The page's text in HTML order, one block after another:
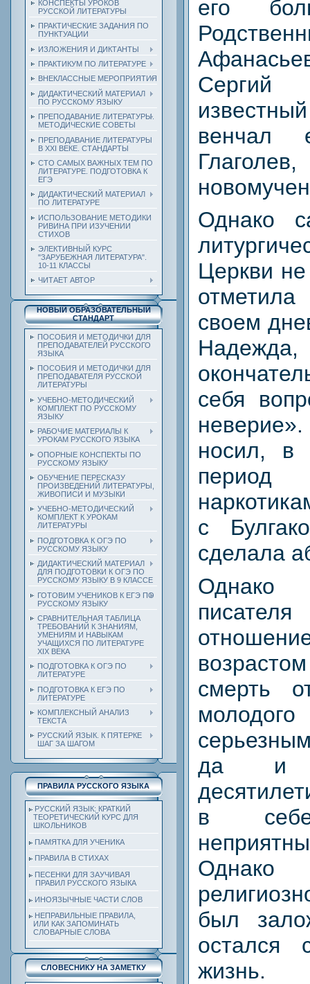
КОНСПЕКТЫ УРОКОВ
РУССКОЙ ЛИТЕРАТУРЫ
ПРАКТИЧЕСКИЕ ЗАДАНИЯ ПО
ПУНКТУАЦИИ
ИЗЛОЖЕНИЯ И ДИКТАНТЫ
ПРАКТИКУМ ПО ЛИТЕРАТУРЕ
ВНЕКЛАССНЫЕ МЕРОПРИЯТИЯ
ДИДАКТИЧЕСКИЙ МАТЕРИАЛ
ПО РУССКОМУ ЯЗЫКУ
ПРЕПОДАВАНИЕ ЛИТЕРАТУРЫ.
МЕТОДИЧЕСКИЕ СОВЕТЫ
ПРЕПОДАВАНИЕ ЛИТЕРАТУРЫ
В XXI ВЕКЕ. СТАНДАРТЫ
СТО САМЫХ ВАЖНЫХ ТЕМ ПО
ЛИТЕРАТУРЕ. ПОДГОТОВКА К
ЕГЭ
ДИДАКТИЧЕСКИЙ МАТЕРИАЛ
ПО ЛИТЕРАТУРЕ
ИСПОЛЬЗОВАНИЕ МЕТОДИКИ
РИВИНА ПРИ ИЗУЧЕНИИ
СТИХОВ
ЭЛЕКТИВНЫЙ КУРС
"ЗАРУБЕЖНАЯ ЛИТЕРАТУРА".
10-11 КЛАССЫ
ЧИТАЕТ АВТОР
НОВЫЙ ОБРАЗОВАТЕЛЬНЫЙ
СТАНДАРТ
ПОСОБИЯ И МЕТОДИЧКИ ДЛЯ
ПРЕПОДАВАТЕЛЕЙ РУССКОГО
ЯЗЫКА
ПОСОБИЯ И МЕТОДИЧКИ ДЛЯ
ПРЕПОДАВАТЕЛЯ РУССКОЙ
ЛИТЕРАТУРЫ
УЧЕБНО-МЕТОДИЧЕСКИЙ
КОМПЛЕКТ ПО РУССКОМУ
ЯЗЫКУ
РАБОЧИЕ МАТЕРИАЛЫ К
УРОКАМ РУССКОГО ЯЗЫКА
ОПОРНЫЕ КОНСПЕКТЫ ПО
РУССКОМУ ЯЗЫКУ
ОБУЧЕНИЕ ПЕРЕСКАЗУ
ПРОИЗВЕДЕНИЙ ЛИТЕРАТУРЫ,
ЖИВОПИСИ И МУЗЫКИ
УЧЕБНО-МЕТОДИЧЕСКИЙ
КОМПЛЕКТ К УРОКАМ
ЛИТЕРАТУРЫ
ПОДГОТОВКА К ОГЭ ПО
РУССКОМУ ЯЗЫКУ
ДИДАКТИЧЕСКИЙ МАТЕРИАЛ
ДЛЯ ПОДГОТОВКИ К ОГЭ ПО
РУССКОМУ ЯЗЫКУ В 9 КЛАССЕ
ГОТОВИМ УЧЕНИКОВ К ЕГЭ ПО
РУССКОМУ ЯЗЫКУ
СРАВНИТЕЛЬНАЯ ТАБЛИЦА
ТРЕБОВАНИЙ К ЗНАНИЯМ,
УМЕНИЯМ И НАВЫКАМ
УЧАЩИХСЯ ПО ЛИТЕРАТУРЕ
ХIХ ВЕКА
ПОДГОТОВКА К ОГЭ ПО
ЛИТЕРАТУРЕ
ПОДГОТОВКА К ЕГЭ ПО
ЛИТЕРАТУРЕ
КОМПЛЕКСНЫЙ АНАЛИЗ
ТЕКСТА
РУССКИЙ ЯЗЫК. К ПЯТЕРКЕ
ШАГ ЗА ШАГОМ
ПРАВИЛА РУССКОГО ЯЗЫКА
РУССКИЙ ЯЗЫК: КРАТКИЙ
ТЕОРЕТИЧЕСКИЙ КУРС ДЛЯ
ШКОЛЬНИКОВ
ПАМЯТКА ДЛЯ УЧЕНИКА
ПРАВИЛА В СТИХАХ
ПЕСЕНКИ ДЛЯ ЗАУЧИВАЯ
ПРАВИЛ РУССКОГО ЯЗЫКА
ИНОЯЗЫЧНЫЕ ЧАСТИ СЛОВ
НЕПРАВИЛЬНЫЕ ПРАВИЛА,
ИЛИ КАК ЗАПОМИНАТЬ
СЛОВАРНЫЕ СЛОВА
СЛОВЕСНИКУ НА ЗАМЕТКУ
его
венчал
Однако
Церкви не
своем
себя
носил, в
с
сделала
смерть
да и
в себе
был
жизнь.